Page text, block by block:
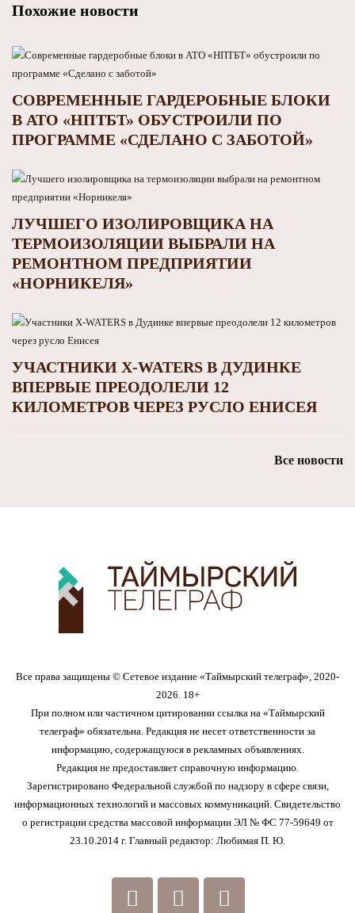
Похожие новости
СОВРЕМЕННЫЕ ГАРДЕРОБНЫЕ БЛОКИ
В АТО «НПТБТ» ОБУСТРОИЛИ ПО
ПРОГРАММЕ «СДЕЛАНО С ЗАБОТОЙ»
ЛУЧШЕГО ИЗОЛИРОВЩИКА НА
ТЕРМОИЗОЛЯЦИИ ВЫБРАЛИ НА
РЕМОНТНОМ ПРЕДПРИЯТИИ
«НОРНИКЕЛЯ»
УЧАСТНИКИ X-WATERS В ДУДИНКЕ
ВПЕРВЫЕ ПРЕОДОЛЕЛИ 12
КИЛОМЕТРОВ ЧЕРЕЗ РУСЛО ЕНИСЕЯ
Все новости
Все права защищены © Сетевое издание «Таймырский телеграф», 2020-
2026. 18+
При полном или частичном цитировании ссылка на «Таймырский
телеграф» обязательна. Редакция не несет ответственности за
информацию, содержащуюся в рекламных объявлениях.
Редакция не предоставляет справочную информацию.
Зарегистрировано Федеральной службой по надзору в сфере связи,
информационных технологий и массовых коммуникаций. Свидетельство
о регистрации средства массовой информации ЭЛ № ФС 77-59649 от
23.10.2014 г. Главный редактор: Любимая П. Ю.